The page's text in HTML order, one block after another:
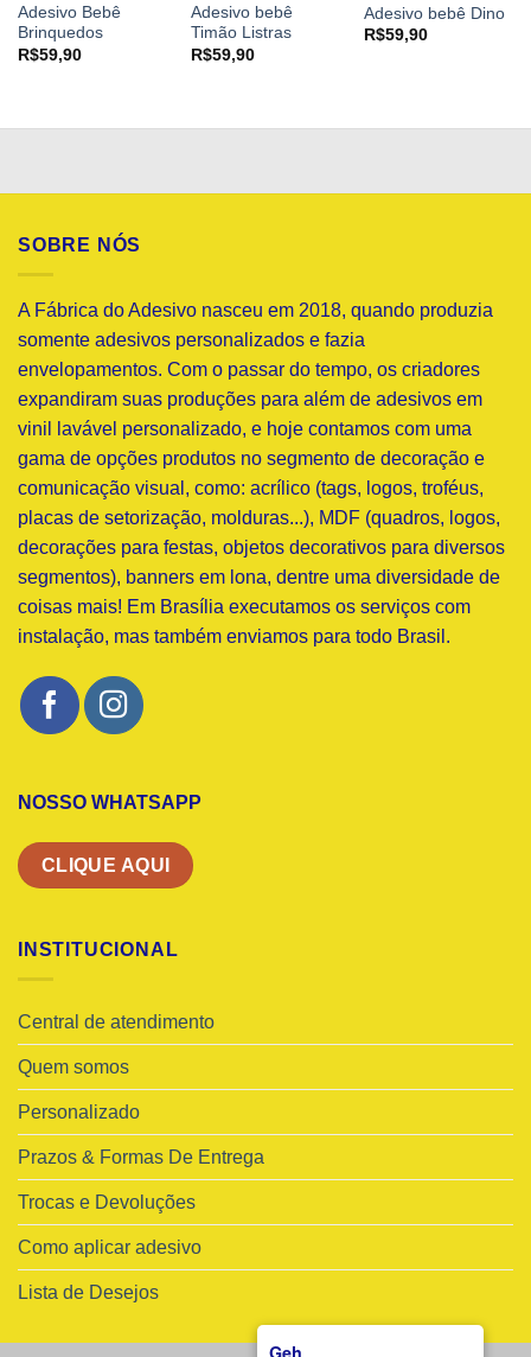
Adesivo Bebê
Brinquedos
R$59,90
Adesivo bebê
Timão Listras
R$59,90
Adesivo bebê Dino
R$59,90
Geh
SOBRE NÓS
A Fábrica do Adesivo nasceu em 2018, quando produzia
somente adesivos personalizados e fazia
envelopamentos. Com o passar do tempo, os criadores
expandiram suas produções para além de adesivos em
vinil lavável personalizado, e hoje contamos com uma
gama de opções produtos no segmento de decoração e
comunicação visual, como: acrílico (tags, logos, troféus,
placas de setorização, molduras...), MDF (quadros, logos,
decorações para festas, objetos decorativos para diversos
segmentos), banners em lona, dentre uma diversidade de
coisas mais! Em Brasília executamos os serviços com
instalação, mas também enviamos para todo Brasil.
NOSSO WHATSAPP
CLIQUE AQUI
INSTITUCIONAL
Central de atendimento
Quem somos
Personalizado
Prazos & Formas De Entrega
Trocas e Devoluções
Como aplicar adesivo
Lista de Desejos